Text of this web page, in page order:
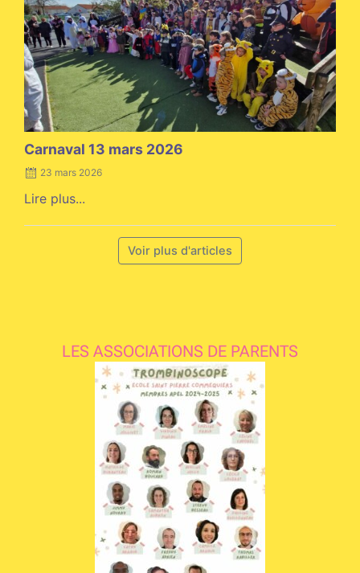
Carnaval 13 mars 2026
on
23 mars 2026
Lire plus...
Voir plus d'articles
LES ASSOCIATIONS DE PARENTS